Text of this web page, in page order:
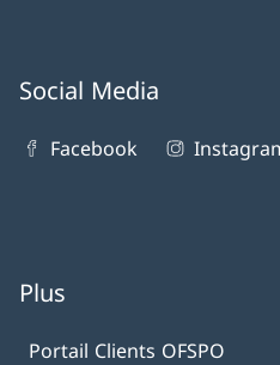
Social Media
Facebook
Plus
Portail Clients OFSPO